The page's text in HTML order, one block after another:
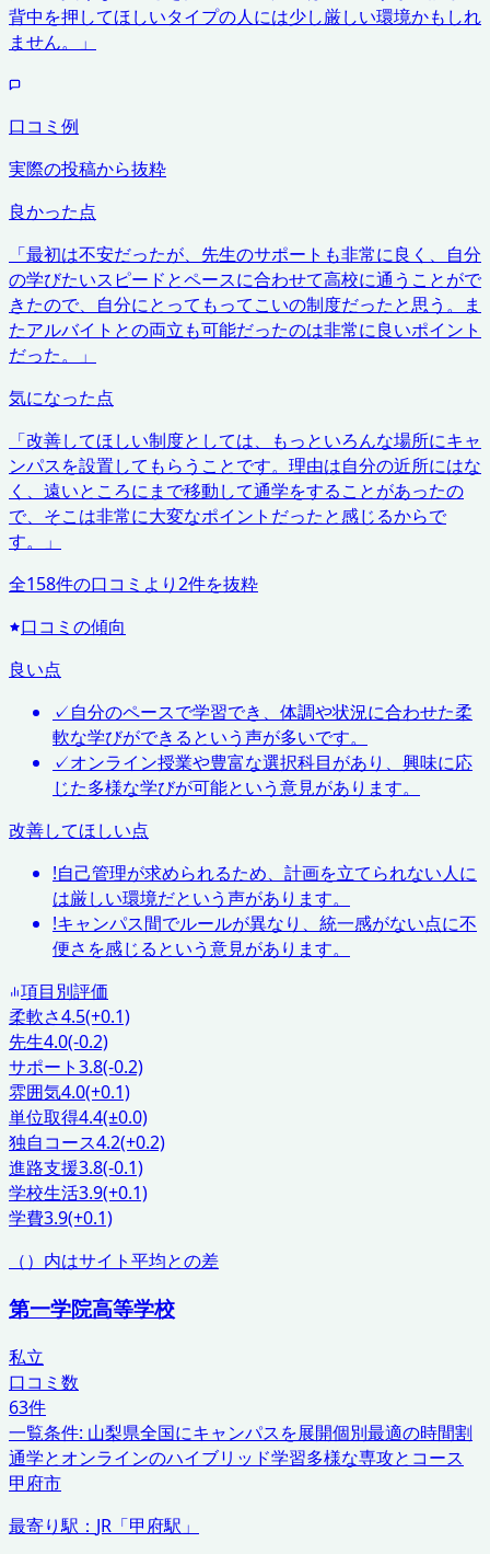
背中を押してほしいタイプの人には少し厳しい環境かもしれ
ません。
」
口コミ例
実際の投稿から抜粋
良かった点
「最初は不安だったが、先生のサポートも非常に良く、自分
の学びたいスピードとペースに合わせて高校に通うことがで
きたので、自分にとってもってこいの制度だったと思う。ま
たアルバイトとの両立も可能だったのは非常に良いポイント
だった。
」
気になった点
「改善してほしい制度としては、もっといろんな場所にキャ
ンパスを設置してもらうことです。理由は自分の近所にはな
く、遠いところにまで移動して通学をすることがあったの
で、そこは非常に大変なポイントだったと感じるからで
す。
」
全158件の口コミより2件を抜粋
口コミの傾向
良い点
✓自分のペースで学習でき、体調や状況に合わせた柔
軟な学びができるという声が多いです。
✓オンライン授業や豊富な選択科目があり、興味に応
じた多様な学びが可能という意見があります。
改善してほしい点
!自己管理が求められるため、計画を立てられない人に
は厳しい環境だという声があります。
!キャンパス間でルールが異なり、統一感がない点に不
便さを感じるという意見があります。
項目別評価
柔軟さ4.5(+0.1)
先生4.0(-0.2)
サポート3.8(-0.2)
雰囲気4.0(+0.1)
単位取得4.4(±0.0)
独自コース4.2(+0.2)
進路支援3.8(-0.1)
学校生活3.9(+0.1)
学費3.9(+0.1)
（）内はサイト平均との差
第一学院高等学校
私立
口コミ数
63件
一覧条件: 山梨県全国にキャンパスを展開個別最適の時間割
通学とオンラインのハイブリッド学習多様な専攻とコース
甲府市
最寄り駅： JR「甲府駅」